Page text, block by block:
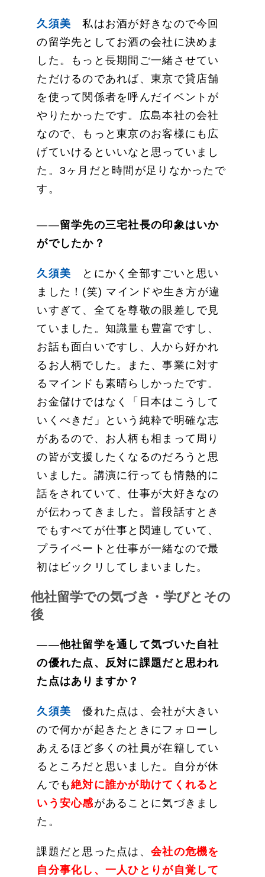
久須美 私はお酒が好きなので今回
の留学先としてお酒の会社に決めま
した。もっと長期間ご一緒させてい
ただけるのであれば、東京で貸店舗
を使って関係者を呼んだイベントが
やりたかったです。広島本社の会社
なので、もっと東京のお客様にも広
げていけるといいなと思っていまし
た。3ヶ月だと時間が足りなかったで
す。
――留学先の三宅社長の印象はいか
がでしたか？
久須美 とにかく全部すごいと思い
ました！(笑) マインドや生き方が違
いすぎて、全てを尊敬の眼差しで見
ていました。知識量も豊富ですし、
お話も面白いですし、人から好かれ
るお人柄でした。また、事業に対す
るマインドも素晴らしかったです。
お金儲けではなく「日本はこうして
いくべきだ」という純粋で明確な志
があるので、お人柄も相まって周り
の皆が支援したくなるのだろうと思
いました。講演に行っても情熱的に
話をされていて、仕事が大好きなの
が伝わってきました。普段話すとき
でもすべてが仕事と関連していて、
プライベートと仕事が一緒なので最
初はビックリしてしまいました。
他社留学での気づき・学びとその
後
――他社留学を通して気づいた自社
の優れた点、反対に課題だと思われ
た点はありますか？
久須美 優れた点は、会社が大きい
ので何かが起きたときに フォローし
あえるほど多くの社員が在籍 してい
る ところだと思いました。自分が休
んでも絶対に誰かが助けてくれると
いう安心感があることに気づきまし
た。
課題だと思った点は、会社の危機を
自分事化し、一人ひとりが自覚して